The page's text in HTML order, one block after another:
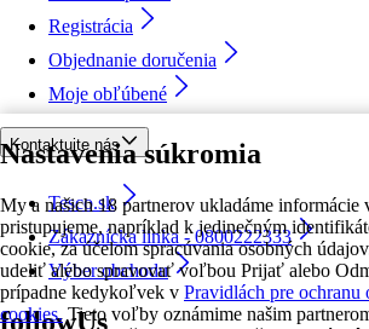
Nastavenia súkromia
My a našich 18 partnerov ukladáme informácie
pristupujeme, napríklad k jedinečným
cookie, za účelom spracúvania osobných
udeliť alebo spravovať voľbou Prijať alebo
prípadne kedykoľvek v Pravidlách pre ochranu
cookies. Tieto voľby oznámime našim
Registrácia
Objednanie doručenia
Moje obľúbené
Kontaktujte nás
Tesco.sk
Zákaznícka linka - 0800222333
Výber obchodu
followUs